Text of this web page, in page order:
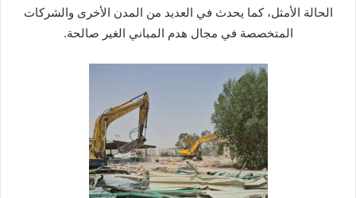
الحالة الأمثل، كما يحدث في العديد من المدن الأخرى والشركات
المتخصصة في مجال هدم المباني الغير صالحة.